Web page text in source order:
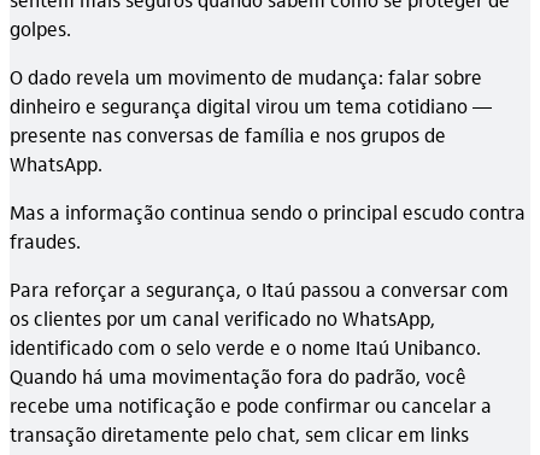
golpes.
O dado revela um movimento de mudança: falar sobre
dinheiro e segurança digital virou um tema cotidiano —
presente nas conversas de família e nos grupos de
WhatsApp.
Mas a informação continua sendo o principal escudo contra
fraudes.
Para reforçar a segurança, o Itaú passou a conversar com
os clientes por um canal verificado no WhatsApp,
identificado com o selo verde e o nome Itaú Unibanco.
Quando há uma movimentação fora do padrão, você
recebe uma notificação e pode confirmar ou cancelar a
transação diretamente pelo chat, sem clicar em links